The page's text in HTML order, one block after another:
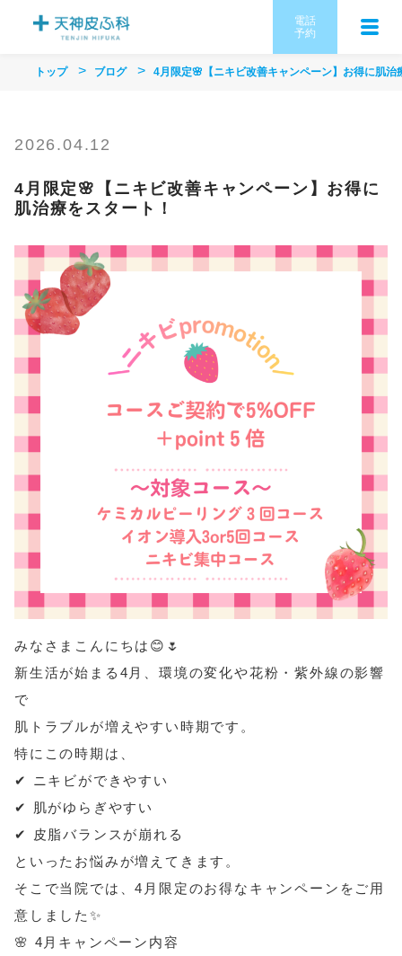
電話
予約
トップ ブログ 4月限定🌸【ニキビ改善キャンペーン】お得に肌治
2026.04.12
4月限定🌸【ニキビ改善キャンペーン】お得に
肌治療をスタート！
みなさまこんにちは😊🌷
新生活が始まる4月、環境の変化や花粉・紫外線の影響
で
肌トラブルが増えやすい時期です。
特にこの時期は、
✔ ニキビができやすい
✔ 肌がゆらぎやすい
✔ 皮脂バランスが崩れる
といったお悩みが増えてきます。
そこで当院では、4月限定のお得なキャンペーンをご用
意しました✨
🌸 4月キャンペーン内容